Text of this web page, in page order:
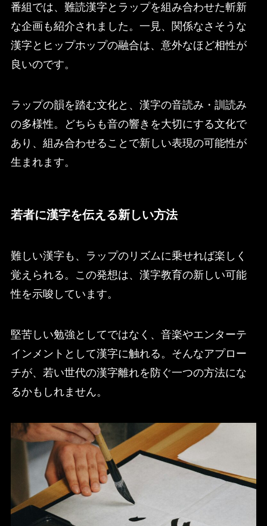
番組では、難読漢字とラップを組み合わせた斬新
な企画も紹介されました。一見、関係なさそうな
漢字とヒップホップの融合は、意外なほど相性が
良いのです。
ラップの韻を踏む文化と、漢字の音読み・訓読み
の多様性。どちらも音の響きを大切にする文化で
あり、組み合わせることで新しい表現の可能性が
生まれます。
若者に漢字を伝える新しい方法
難しい漢字も、ラップのリズムに乗せれば楽しく
覚えられる。この発想は、漢字教育の新しい可能
性を示唆しています。
堅苦しい勉強としてではなく、音楽やエンターテ
インメントとして漢字に触れる。そんなアプロー
チが、若い世代の漢字離れを防ぐ一つの方法にな
るかもしれません。